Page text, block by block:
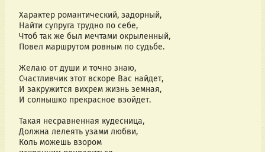
Характер романтический, задорный,
Найти супруга трудно по себе,
Чтоб так же был мечтами окрыленный,
Повел маршрутом ровным по судьбе.
Желаю от души и точно знаю,
Счастливчик этот вскоре Вас найдет,
И закружится вихрем жизнь земная,
И солнышко прекрасное взойдет.
Такая несравненная кудесница,
Должна лелеять узами любви,
Коль можешь взором